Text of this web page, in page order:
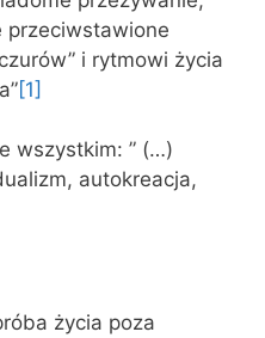
przeciwstawione
i rytmowi życia
[1]
wszystkim: ” (…)
autokreacja,
życia poza